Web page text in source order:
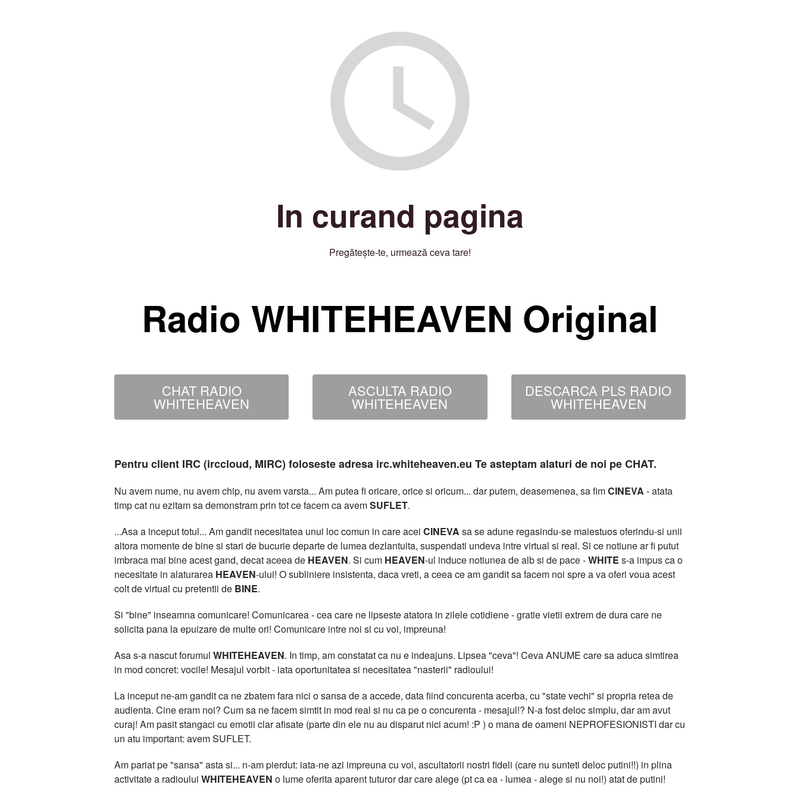
In curand pagina
Pregătește-te, urmează ceva tare!
Radio WHITEHEAVEN Original
CHAT RADIO
WHITEHEAVEN
ASCULTA RADIO
WHITEHEAVEN
DESCARCA PLS RADIO
WHITEHEAVEN
Pentru client IRC (irccloud, MIRC) foloseste adresa irc.whiteheaven.eu Te asteptam alaturi de noi pe CHAT.
Nu avem nume, nu avem chip, nu avem varsta... Am putea fi oricare, orice si oricum... dar putem, deasemenea, sa fimCINEVA - atata
timp cat nu ezitam sa demonstram prin tot ce facem ca avemSUFLET.
...Asa a inceput totul... Am gandit necesitatea unui loc comun in care acei CINEVA sa se adune regasindu-se maiestuos oferindu-si unii
altora momente de bine si stari de bucurie departe de lumea dezlantuita, suspendati undeva intre virtual si real. Si ce notiune ar fi putut
imbraca mai bine acest gand, decat aceea de HEAVEN. Si cum HEAVEN-ul induce notiunea de alb si de pace -WHITE s-a impus ca o
necesitate in alaturarea HEAVEN-ului! O subliniere insistenta, daca vreti, a ceea ce am gandit sa facem noi spre a va oferi voua acest
colt de virtual cu pretentii de BINE.
Si "bine" inseamna comunicare! Comunicarea - cea care ne lipseste atatora in zilele cotidiene - gratie vietii extrem de dura care ne
solicita pana la epuizare de multe ori! Comunicare intre noi si cu voi, impreuna!
Asa s-a nascut forumul WHITEHEAVEN. In timp, am constatat ca nu e indeajuns. Lipsea "ceva"! Ceva ANUME care sa aduca simtirea
in mod concret: vocile! Mesajul vorbit - iata oportunitatea si necesitatea "nasterii" radioului!
La inceput ne-am gandit ca ne zbatem fara nici o sansa de a accede, data fiind concurenta acerba, cu "state vechi" si propria retea de
audienta. Cine eram noi? Cum sa ne facem simtit in mod real si nu ca pe o concurenta - mesajul!? N-a fost deloc simplu, dar am avut
curaj! Am pasit stangaci cu emotii clar afisate (parte din ele nu au disparut nici acum! :P ) o mana de oameni NEPROFESIONISTI dar cu
un atu important: avem SUFLET.
Am pariat pe "sansa" asta si... n-am pierdut: iata-ne azi impreuna cu voi, ascultatorii nostri fideli (care nu sunteti deloc putini!!) in plina
activitate a radioului WHITEHEAVEN o lume oferita aparent tuturor dar care alege (pt ca ea - lumea - alege si nu noi!) atat de putini!